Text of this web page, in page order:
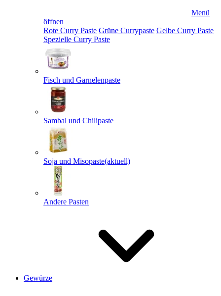
Menü
öffnen
Rote Curry Paste Grüne Currypaste Gelbe Curry Paste
Spezielle Curry Paste
Fisch und Garnelenpaste
Sambal und Chilipaste
Soja und Misopaste(aktuell)
Andere Pasten
Gewürze